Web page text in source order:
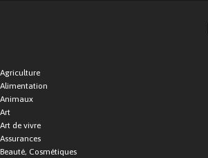
Agriculture
Alimentation
Animaux
Art
Art de vivre
Assurances
Beauté, Cosmétiques